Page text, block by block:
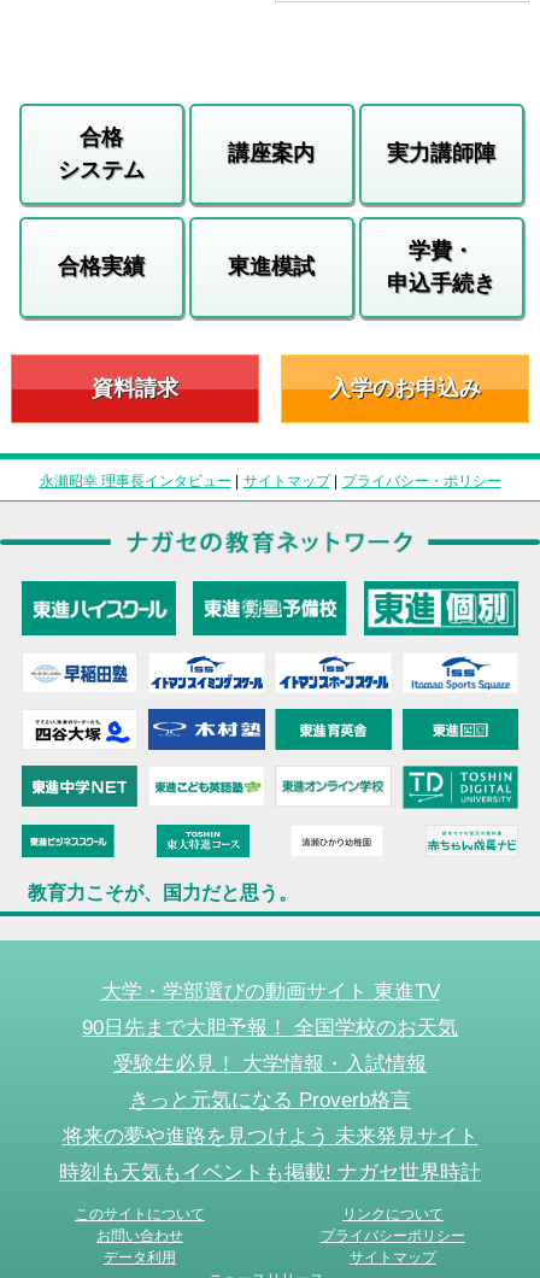
合格
システム
講座案内 実力講師陣
合格実績 東進模試
学費・
申込手続き
資料請求 入学のお申込み
永瀬昭幸 理事長インタビュー | サイトマップ| プライバシー・ポリシー
教育力こそが、国力だと思う。
大学・学部選びの動画サイト 東進TV
90日先まで大胆予報！ 全国学校のお天気
受験生必見！ 大学情報・入試情報
きっと元気になる Proverb格言
将来の夢や進路を見つけよう 未来発見サイト
時刻も天気もイベントも掲載! ナガセ世界時計
このサイトについて
リンクについて
お問い合わせ
プライバシーポリシー
データ利用
サイトマップ